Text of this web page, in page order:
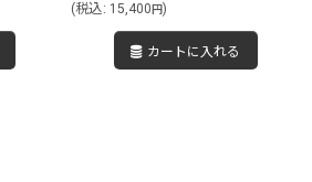
(税込: 15,400円)
カートに入れる